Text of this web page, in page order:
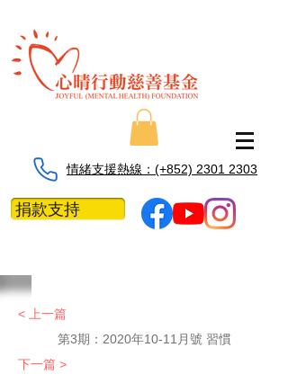
情緒支援熱線：​​(+852) 2301 2303
捐款支持
< 上一篇
第3期：2020年10-11月號 習慣
下一篇 >